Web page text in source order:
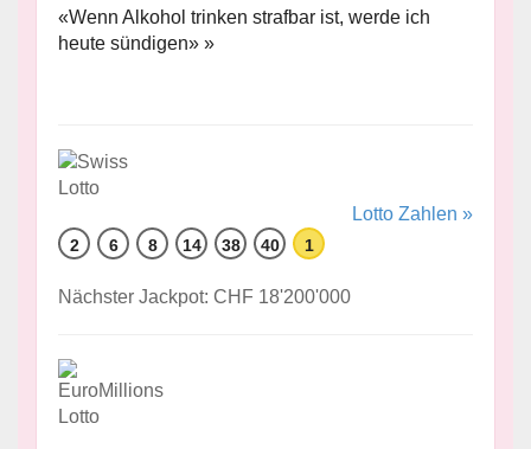
«Wenn Alkohol trinken strafbar ist, werde ich
heute sündigen» »
Lotto Zahlen »
2 6 8 14 38 40 1
Nächster Jackpot: CHF 18'200'000